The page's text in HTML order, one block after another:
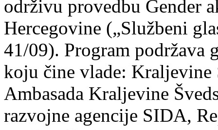
održivu provedbu Gender
Hercegovine („Službeni
41/09). Program podržava
koju čine vlade: Kraljevine
Ambasada Kraljevine
razvojne agencije SIDA,